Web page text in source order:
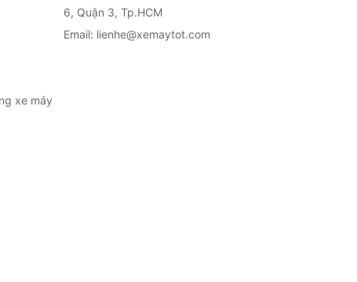
xe máy
6, Quận 3, Tp.HCM
Email: lienhe@xemaytot.com